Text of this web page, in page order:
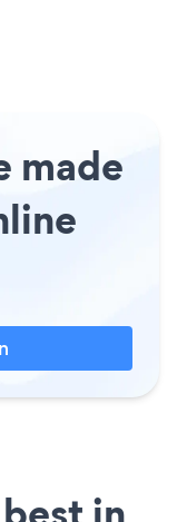
made